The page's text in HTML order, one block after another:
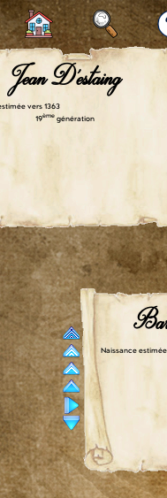
Jean D'estaing
vers 1363
19èmegénération
Naissance